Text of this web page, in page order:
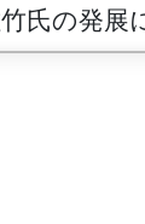
氏の発展